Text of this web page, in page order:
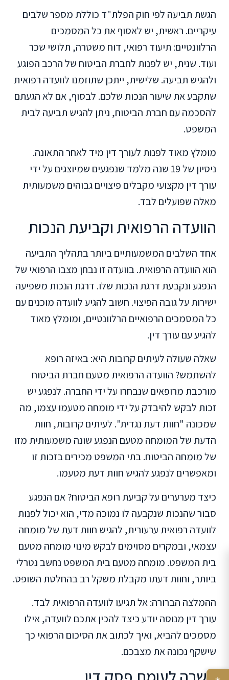
הגשת תביעה לפי חוק הפלת"ד כוללת מספר שלבים
עיקריים. ראשית, יש לאסוף את כל המסמכים
הרלוונטיים: תיעוד רפואי, דוח משטרה, תלושי שכר
ועוד. שנית, יש לפנות לחברת הביטוח של הרכב הפוגע
ולהגיש תביעה. שלישית, ייתכן שתוזמנו לוועדה רפואית
שתקבע את שיעור הנכות שלכם. לבסוף, אם לא הגעתם
להסכמה עם חברת הביטוח, ניתן להגיש תביעה לבית
המשפט.
מומלץ מאוד לפנות לעורך דין מיד לאחר התאונה.
ניסיון של 19 שנה מלמד שנפגעים שמיוצגים על ידי
עורך דין מקצועי מקבלים פיצויים גבוהים משמעותית
מאלה שפועלים לבד.
הוועדה הרפואית וקביעת הנכות
אחד השלבים המשמעותיים ביותר בתהליך התביעה
הוא הוועדה הרפואית. בוועדה זו נבחן מצבו הרפואי של
הנפגע ונקבעת דרגת הנכות שלו. דרגת הנכות משפיעה
ישירות על גובה הפיצוי. חשוב להגיע לוועדה מוכנים עם
כל המסמכים הרפואיים הרלוונטיים, ומומלץ מאוד
להגיע עם עורך דין.
שאלה שעולה לעיתים קרובות היא: באיזה רופא
להשתמש? הוועדה הרפואית מטעם חברת הביטוח
מורכבת מרופאים שנבחרו על ידי החברה. לנפגע יש
זכות לבקש להיבדק על ידי מומחה מטעמו עצמו, מה
שמכונה "חוות דעת נגדית". לעיתים קרובות, חוות
הדעת של המומחה מטעם הנפגע שונה משמעותית מזו
של מומחה הביטוח. בתי המשפט מכירים בזכות זו
ומאפשרים לנפגע להגיש חוות דעת מטעמו.
כיצד מערערים על קביעת רופא הביטוח? אם הנפגע
סבור שהנכות שנקבעה לו נמוכה מדי, הוא יכול לפנות
לוועדה רפואית ערעורית, להגיש חוות דעת של מומחה
עצמאי, ובמקרים מסוימים לבקש מינוי מומחה מטעם
בית המשפט. מומחה מטעם בית המשפט נחשב נטרלי
ביותר, וחוות דעתו מקבלת משקל רב בהחלטת השופט.
ההמלצה הברורה: אל תגיעו לוועדה הרפואית לבד.
עורך דין מנוסה יודע כיצד להכין אתכם לוועדה, אילו
מסמכים להביא, ואיך לכתוב את הסיכום הרפואי כך
שישקף נכונה את מצבכם.